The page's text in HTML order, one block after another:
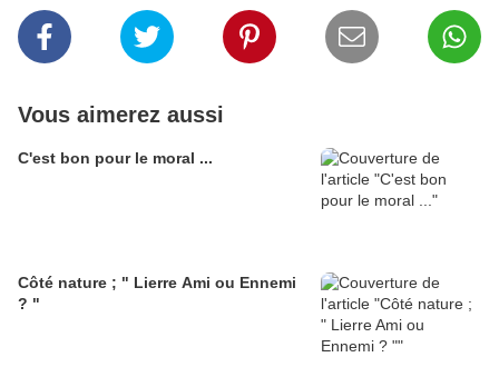
Vous aimerez aussi
C'est bon pour le moral ...
Côté nature ; " Lierre Ami ou Ennemi
? "